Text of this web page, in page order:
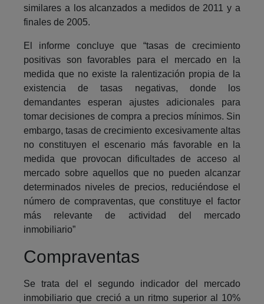
similares a los alcanzados a medidos de 2011 y a
finales de 2005.
El informe concluye que “tasas de crecimiento
positivas son favorables para el mercado en la
medida que no existe la ralentización propia de la
existencia de tasas negativas, donde los
demandantes esperan ajustes adicionales para
tomar decisiones de compra a precios mínimos. Sin
embargo, tasas de crecimiento excesivamente altas
no constituyen el escenario más favorable en la
medida que provocan dificultades de acceso al
mercado sobre aquellos que no pueden alcanzar
determinados niveles de precios, reduciéndose el
número de compraventas, que constituye el factor
más relevante de actividad del mercado
inmobiliario”
Compraventas
Se trata del el segundo indicador del mercado
inmobiliario que creció a un ritmo superior al 10%